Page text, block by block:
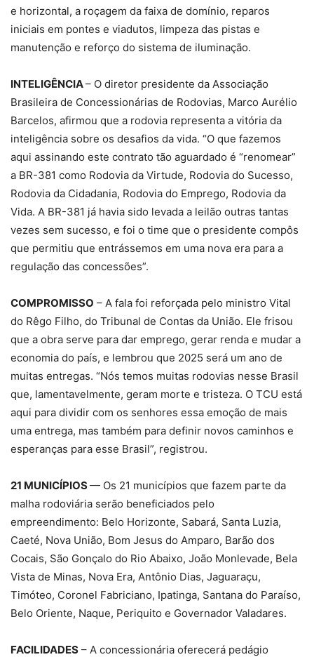
e horizontal, a roçagem da faixa de domínio, reparos
iniciais em pontes e viadutos, limpeza das pistas e
manutenção e reforço do sistema de iluminação.
INTELIGÊNCIA– O diretor presidente da Associação
Brasileira de Concessionárias de Rodovias, Marco Aurélio
Barcelos, afirmou que a rodovia representa a vitória da
inteligência sobre os desafios da vida. “O que fazemos
aqui assinando este contrato tão aguardado é “renomear”
a BR-381 como Rodovia da Virtude, Rodovia do Sucesso,
Rodovia da Cidadania, Rodovia do Emprego, Rodovia da
Vida. A BR-381 já havia sido levada a leilão outras tantas
vezes sem sucesso, e foi o time que o presidente compôs
que permitiu que entrássemos em uma nova era para a
regulação das concessões”.
COMPROMISSO – A fala foi reforçada pelo ministro Vital
do Rêgo Filho, do Tribunal de Contas da União. Ele frisou
que a obra serve para dar emprego, gerar renda e mudar a
economia do país, e lembrou que 2025 será um ano de
muitas entregas. “Nós temos muitas rodovias nesse Brasil
que, lamentavelmente, geram morte e tristeza. O TCU está
aqui para dividir com os senhores essa emoção de mais
uma entrega, mas também para definir novos caminhos e
esperanças para esse Brasil”, registrou.
21 MUNICÍPIOS— Os 21 municípios que fazem parte da
malha rodoviária serão beneficiados pelo
empreendimento: Belo Horizonte, Sabará, Santa Luzia,
Caeté, Nova União, Bom Jesus do Amparo, Barão dos
Cocais, São Gonçalo do Rio Abaixo, João Monlevade, Bela
Vista de Minas, Nova Era, Antônio Dias, Jaguaraçu,
Timóteo, Coronel Fabriciano, Ipatinga, Santana do Paraíso,
Belo Oriente, Naque, Periquito e Governador Valadares.
FACILIDADES – A concessionária oferecerá pedágio